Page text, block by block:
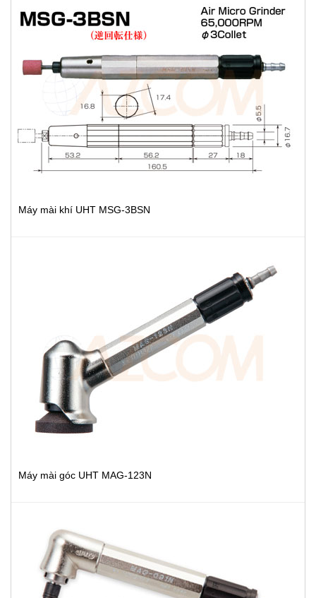
Máy mài khí UHT MSG-3BSN
Máy mài góc UHT MAG-123N